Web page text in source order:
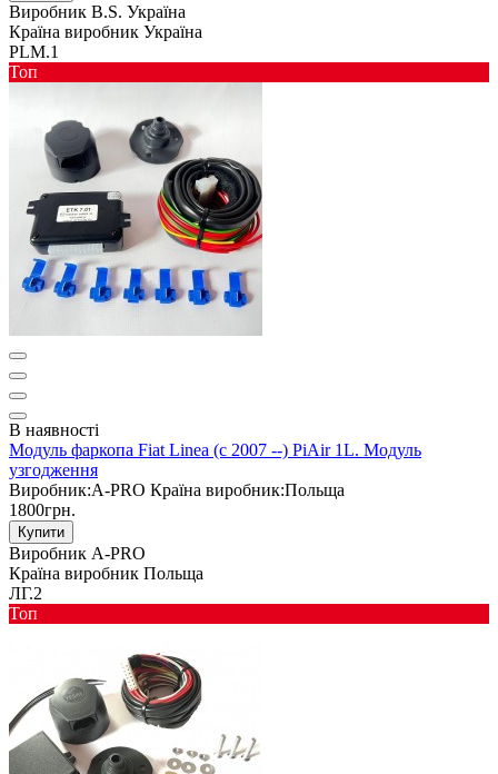
Виробник B.S. Україна
Країна виробник Україна
PLM.1
Toп
В наявності
Модуль фаркопа Fiat Linea (c 2007 --) PiAir 1L. Модуль
узгодження
Виробник:A-PRO Країна виробник:Польща
1800грн.
Купити
Виробник A-PRO
Країна виробник Польща
ЛГ.2
Toп